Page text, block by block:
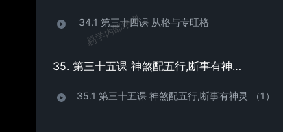
34.1 第三十四课 从格与专旺格
35. 第三十五课 神煞配五行,断事有神灵 （1）
35.1 第三十五课 神煞配五行,断事有神灵 （1）
易学内部培训